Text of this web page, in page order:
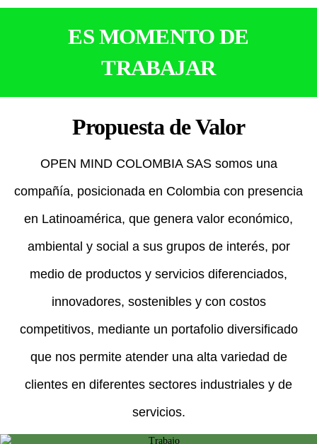
ES MOMENTO DE
TRABAJAR
Propuesta de Valor
OPEN MIND COLOMBIA SAS somos una
compañía, posicionada en Colombia con presencia
en Latinoamérica, que genera valor económico,
ambiental y social a sus grupos de interés, por
medio de productos y servicios diferenciados,
innovadores, sostenibles y con costos
competitivos, mediante un portafolio diversificado
que nos permite atender una alta variedad de
clientes en diferentes sectores industriales y de
servicios.